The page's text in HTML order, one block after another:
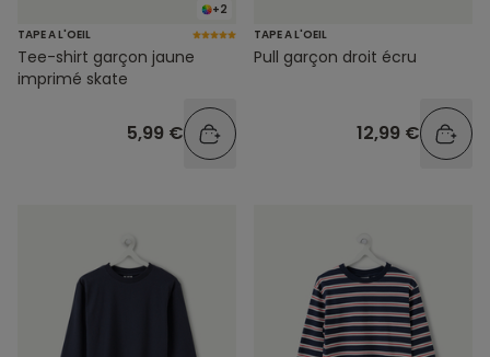
+2
TAPE A L'OEIL
Tee-shirt garçon jaune
imprimé skate
5,99 €
TAPE A L'OEIL
Pull garçon droit écru
12,99 €